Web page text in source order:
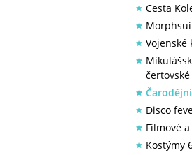
Cesta
Vojenské
Disco
Filmové
Kostýmy